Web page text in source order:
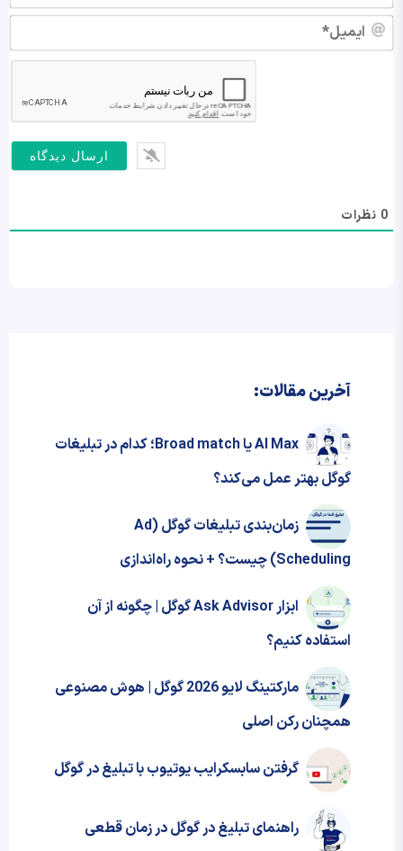
0نظرات
آخرین مقالات:
AI Max یا Broad match؛ کدام در تبلیغات
گوگل بهتر عمل می‌کند؟
زمان‌بندی تبلیغات گوگل (Ad
Scheduling) چیست؟ + نحوه‌ راه‌اندازی
ابزار Ask Advisor گوگل | چگونه از آن
استفاده کنیم؟
مارکتینگ لایو 2026 گوگل | هوش مصنوعی
همچنان رکن اصلی
گرفتن سابسکرایب یوتیوب با تبلیغ در گوگل
راهنمای تبلیغ در گوگل در زمان قطعی